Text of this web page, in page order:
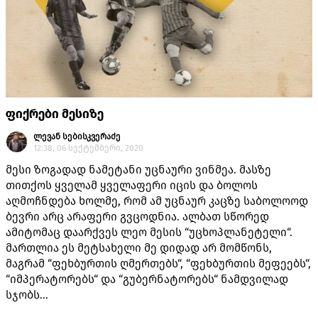
ფიქრები მესიზე
ლევან სებისკვერაძე
12:38, 06 სექტემბერი, 2020
მესი ზოგადად ნამეტანი უცნაური ვინმეა. მასზე
თითქოს ყველამ ყველაფერი იცის და ბოლოს
აღმოჩნდება ხოლმე, რომ ამ უცნაურ კაცზე საბოლოოდ
ბევრი არც არაფერი გვცოდნია. ალბათ სწორედ
ამიტომაც დაარქვეს ლეო მესის “უცხოპლანეტელი“.
მართლია ეს მეტსახელი მე დიდად არ მომწონს,
მაგრამ “ფეხბურთის ღმერთებს“, “ფეხბურთის მეფეებს“,
“იმპერატორებს“ და “გუბერნატორებს“ ნამდვილად
სჯობს...